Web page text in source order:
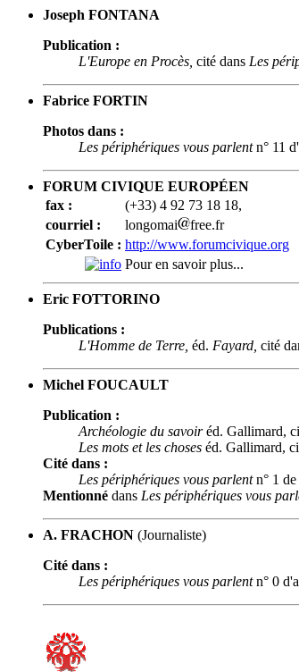
Joseph FONTANA
Publication :
L'Europe en Procès, cité dans Les
Fabrice FORTIN
Photos dans :
Les périphériques vous parlentn° 11
FORUM CIVIQUE EUROPÉEN
fax :
(+33) 4 92 73 18 18,
courriel :
longomai
free.fr
CyberToile : http://www.forumcivique.org
Pour en savoir plus...
Eric FOTTORINO
Publications :
L'Homme de Terre, éd. Fayard, cité
Michel FOUCAULT
Publication :
Archéologie du savoiréd. Gallimard,
Les mots et les choses éd. Gallimard,
Cité dans :
Les périphériques vous parlentn° 1
Mentionné dans Les périphériques vous
A. FRACHON (Journaliste)
Cité dans :
Les périphériques vous parlentn° 0